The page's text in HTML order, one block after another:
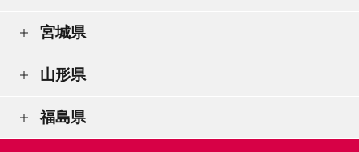
宮城県
山形県
福島県